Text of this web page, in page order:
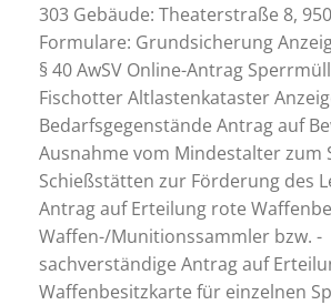
303 Gebäude: Theaterstraße 8,
Formulare: Grundsicherung
§ 40 AwSV Online-Antrag
Fischotter Altlastenkataster
Bedarfsgegenstände Antrag auf
Ausnahme vom Mindestalter zum
Schießstätten zur Förderung des
Antrag auf Erteilung rote
Waffen-/Munitionssammler bzw. -
sachverständige Antrag auf
Waffenbesitzkarte für einzelnen